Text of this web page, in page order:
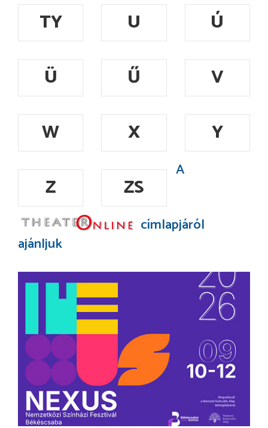
TY
U
Ú
Ü
Ű
V
W
X
Y
Z
ZS
A
címlapjáról
ajánljuk